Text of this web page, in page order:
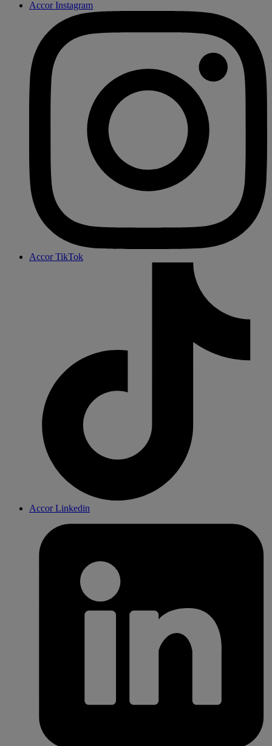
Accor Instagram
Accor TikTok
Accor Linkedin